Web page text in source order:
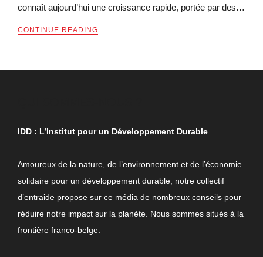
connaît aujourd’hui une croissance rapide, portée par des…
CONTINUE READING
IDD : L’Institut pour un Développement Durable
Amoureux de la nature, de l’environnement et de l’économie
solidaire pour un développement durable, notre collectif
d’entraide propose sur ce média de nombreux conseils pour
réduire notre impact sur la planète. Nous sommes situés à la
frontière franco-belge.